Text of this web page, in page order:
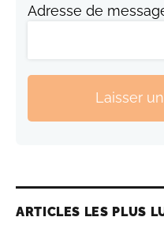
Adresse de
Laisser
ARTICLES LES PLUS